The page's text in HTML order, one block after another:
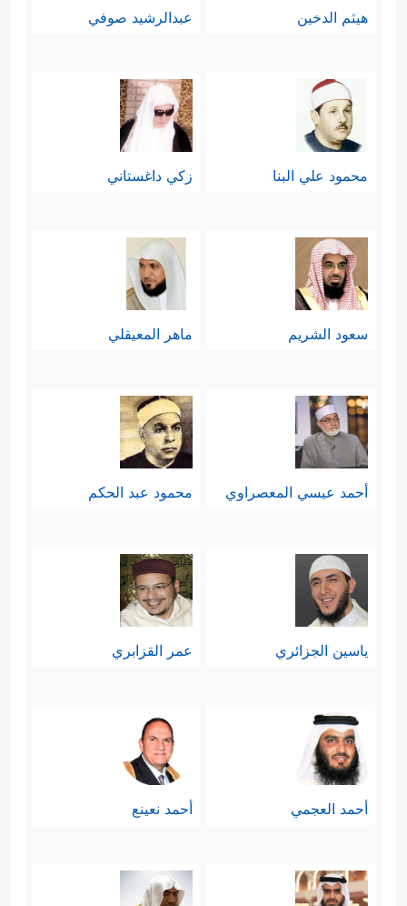
هيثم الدخين عبدالرشيد صوفي
محمود علي البنا زكي داغستاني
سعود الشريم ماهر المعيقلي
أحمد عيسي المعصراوي محمود عبد الحكم
ياسين الجزائري عمر القزابري
أحمد العجمي أحمد نعينع